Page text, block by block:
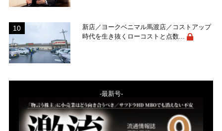
新店／ヨークベニマル馬渡店／コストアップ
時代を生き抜くローコストと点数...
-最新号-